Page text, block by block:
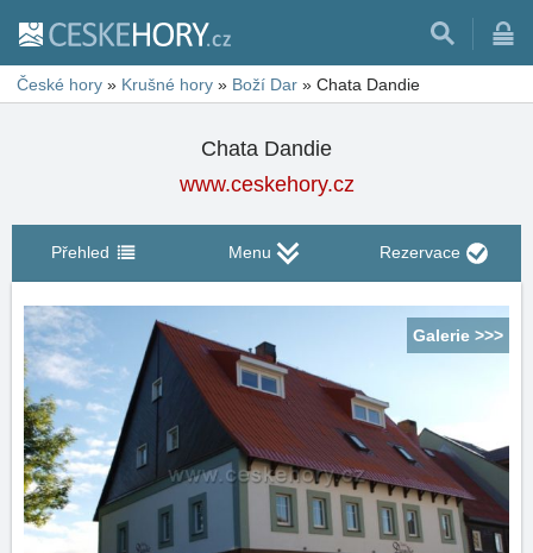
České hory » Krušné hory » Boží Dar » Chata Dandie
Chata Dandie
www.ceskehory.cz
Přehled Menu Rezervace
Galerie >>>